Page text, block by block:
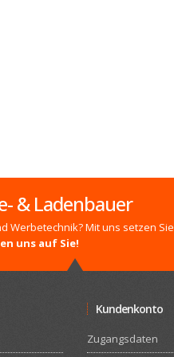
& Ladenbauer
Werbetechnik? Mit uns setzen Sie
uns auf Sie!
Kundenkonto
Zugangsdaten